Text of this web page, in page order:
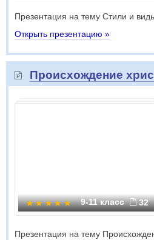
Презентация на тему Стили и
Открыть презентацию »
Происхождение
9-11 класс 32
Презентация на тему